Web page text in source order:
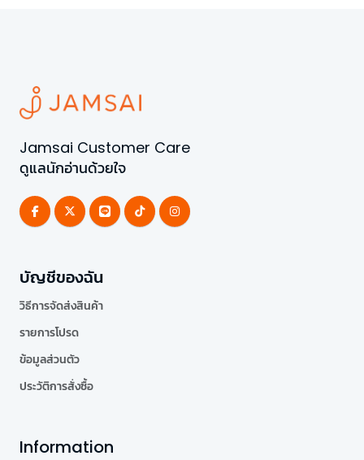
Jamsai Customer Care
ดูแลนักอ่านด้วยใจ
บัญชีของฉัน
วิธีการจัดส่งสินค้า
รายการโปรด
ข้อมูลส่วนตัว
ประวัติการสั่งซื้อ
Information